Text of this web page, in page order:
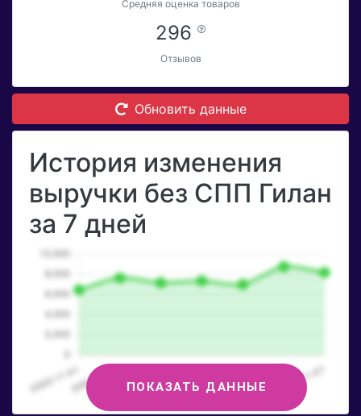
Средняя оценка товаров
296
Отзывов
Обновить данные
История изменения
выручки без СПП Гилан
за 7 дней
ПОКАЗАТЬ ДАННЫЕ